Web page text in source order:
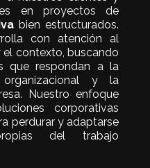
entendemos la
a nuestros clientes y
en proyectos de
bien estructurados.
con atención al
el contexto, buscando
que respondan a la
y la
Nuestro enfoque
corporativas
perdurar y adaptarse
del trabajo